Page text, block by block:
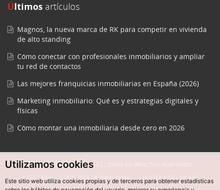
Utilizamos cookies
Este sitio web utiliza cookies propias y de terceros para obtener estadísticas
Últimos artículos
Magnos, la nueva marca de RK para competir en vivienda
de alto standing
Cómo conectar con profesionales inmobiliarios y ampliar
tu red de contactos
Las mejores franquicias inmobiliarias en España (2026)
Marketing inmobiliario: Qué es y estrategias digitales y
físicas
Cómo montar una inmobiliaria desde cero en 2026
© 2015-2025 Easycreate S.L., todos los derechos reservados.
AVISO LEGAL POLÍTICA DE PRIVACIDAD POLÍTICA DE COOKIES